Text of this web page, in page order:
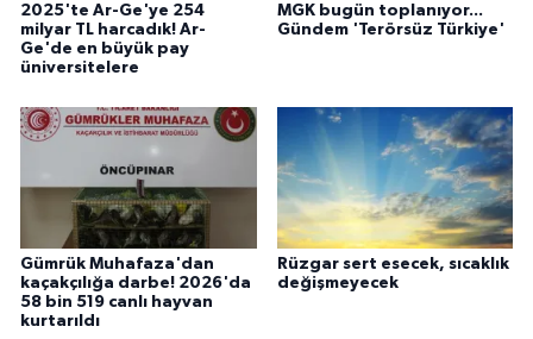
2025'te Ar-Ge'ye 254
milyar TL harcadık! Ar-
Ge'de en büyük pay
üniversitelere
MGK bugün toplanıyor...
Gündem 'Terörsüz Türkiye'
Gümrük Muhafaza'dan
kaçakçılığa darbe! 2026'da
58 bin 519 canlı hayvan
kurtarıldı
Rüzgar sert esecek, sıcaklık
değişmeyecek